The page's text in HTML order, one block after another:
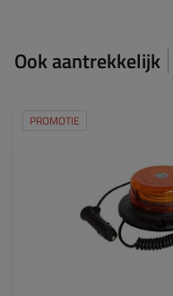
Ook aantrekkelijk
PROMOTIE